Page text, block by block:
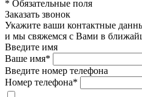
* Обязательные поля
Заказать звонок
Укажите ваши контактные
и мы свяжемся с Вами в
Введите имя
Ваше имя*
Введите номер телефона
Номер телефона*